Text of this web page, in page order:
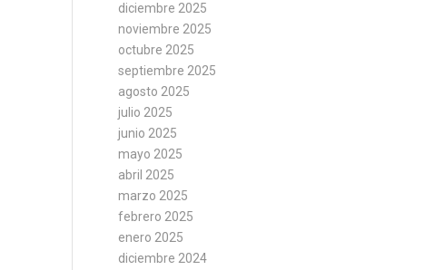
diciembre 2025
noviembre 2025
octubre 2025
septiembre 2025
agosto 2025
julio 2025
junio 2025
mayo 2025
abril 2025
marzo 2025
febrero 2025
enero 2025
diciembre 2024